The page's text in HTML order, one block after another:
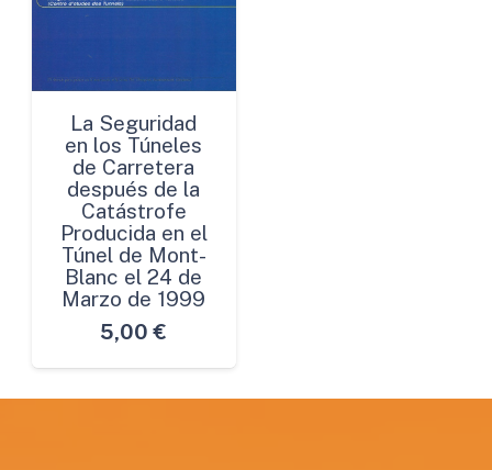
La Seguridad
en los Túneles
de Carretera
después de la
Catástrofe
Producida en el
Túnel de Mont-
Blanc el 24 de
Marzo de 1999
5,00 €